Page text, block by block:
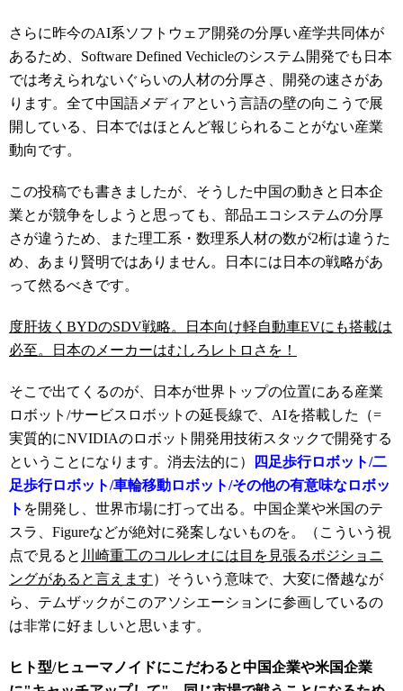
さらに昨今のAI系ソフトウェア開発の分厚い産学共同体が
あるため、Software Defined Vechicleのシステム開発でも日本
では考えられないぐらいの人材の分厚さ、開発の速さがあ
ります。全て中国語メディアという言語の壁の向こうで展
開している、日本ではほとんど報じられることがない産業
動向です。
この投稿でも書きましたが、そうした中国の動きと日本企
業とが競争をしようと思っても、部品エコシステムの分厚
さが違うため、また理工系・数理系人材の数が2桁は違うた
め、あまり賢明ではありません。日本には日本の戦略があ
って然るべきです。
度肝抜くBYDのSDV戦略。日本向け軽自動車EVにも搭載は
必至。日本のメーカーはむしろレトロさを！
そこで出てくるのが、日本が世界トップの位置にある産業
ロボット/サービスロボットの延長線で、AIを搭載した（=
実質的にNVIDIAのロボット開発用技術スタックで開発する
ということになります。消去法的に）
四足歩行ロボット/二
足歩行ロボット/車輪移動ロボット/その他の有意味なロボッ
ト を開発し、世界市場に打って出る。中国企業や米国のテ
スラ、Figureなどが絶対に発案しないものを。（こういう視
点で見ると 川崎重工のコルレオには目を見張るポジショニ
ングがあると言えます）そういう意味で、大変に僭越なが
ら、テムザックがこのアソシエーションに参画しているの
は非常に好ましいと思います。
ヒト型/ヒューマノイドにこだわると中国企業や米国企業